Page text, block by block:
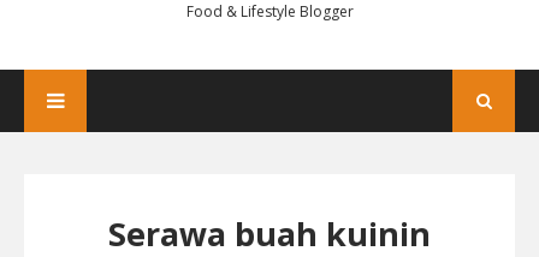
Food & Lifestyle Blogger
Serawa buah kuinin